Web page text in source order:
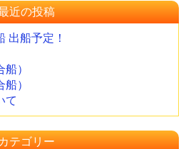
近の投稿
出船予定！
）
）
て
テゴリー